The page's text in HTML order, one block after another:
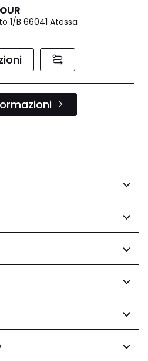
1/B 66041 Atessa
del Cairo